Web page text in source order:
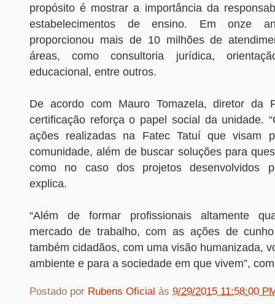
propósito é mostrar a importância da
estabelecimentos de ensino. Em onze
proporcionou mais de 10 milhões de
áreas, como consultoria jurídica,
educacional, entre outros.
De acordo com Mauro Tomazela, diretor da
certificação reforça o papel social da unidade.
ações realizadas na Fatec Tatuí que visam
comunidade, além de buscar soluções para
como no caso dos projetos desenvolvidos
explica.
“Além de formar profissionais altamente
mercado de trabalho, com as ações de
também cidadãos, com uma visão humanizada,
ambiente e para a sociedade em que vivem”,
Postado por Rubens Oficial às 9/29/2015 11:58:00